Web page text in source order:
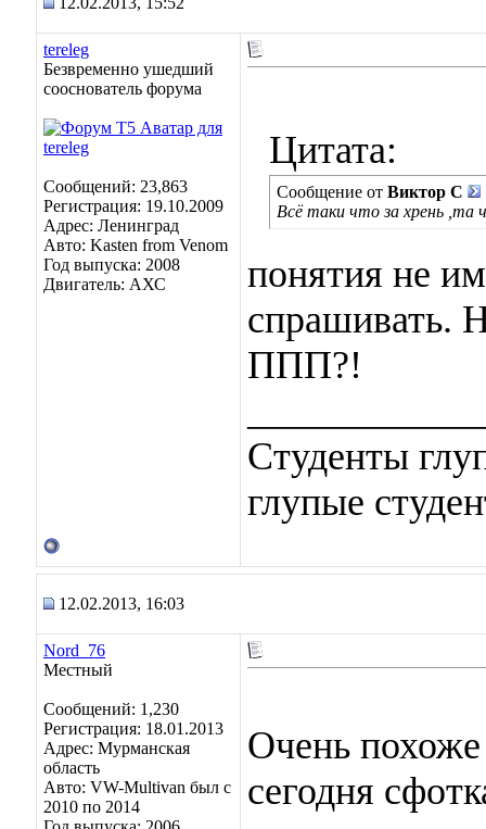
tereleg
Безвременно ушедший
сооснователь форума
Сообщений: 23,863
Регистрация: 19.10.2009
Адрес: Ленинград
Авто: Kasten from Venom
Год выпуска: 2008
Двигатель: АХС
Цитата:
Сообщение от Виктор С
Всё таки что за хрень ,та
понятия не
спрашивать.
ППП?!
Студенты
глупые
12.02.2013, 16:03
Nord_76
Местный
Сообщений: 1,230
Регистрация: 18.01.2013
Адрес: Мурманская
область
Авто: VW-Multivan был с
2010 по 2014
Очень похоже
сегодня